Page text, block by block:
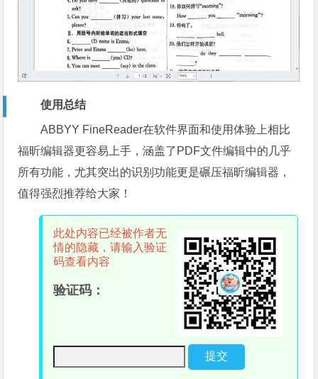
使用总结
ABBYY FineReader在软件界面和使用体验上相比
福昕编辑器更容易上手，涵盖了PDF文件编辑中的几乎
所有功能，尤其突出的识别功能更是碾压福昕编辑器，
值得强烈推荐给大家！
此处内容已经被作者无
情的隐藏，请输入验证
码查看内容
验证码：